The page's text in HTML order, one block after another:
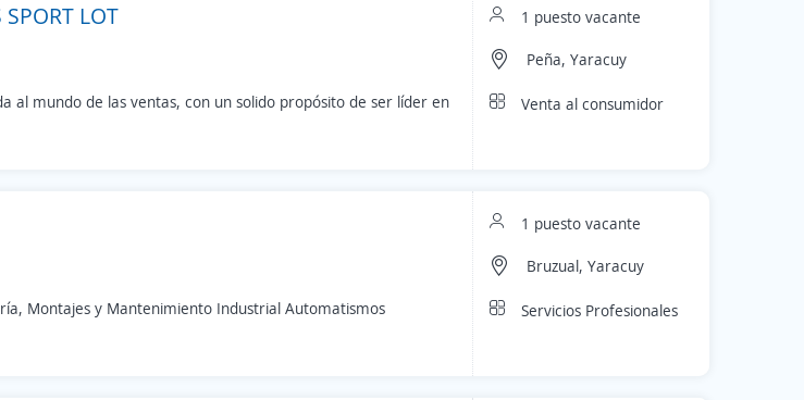
SPORT LOT
al mundo de las ventas, con un solido propósito de ser líder en
1 puesto vacante
Peña, Yaracuy
Venta al consumidor
Montajes y Mantenimiento Industrial Automatismos
1 puesto vacante
Bruzual, Yaracuy
Servicios Profesionales